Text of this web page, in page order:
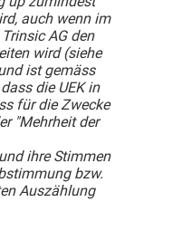
auch wenn im
AG den
wird (siehe
ist gemäss
die UEK in
für die Zwecke
"Mehrheit der
ihre Stimmen
bzw.
Auszählung